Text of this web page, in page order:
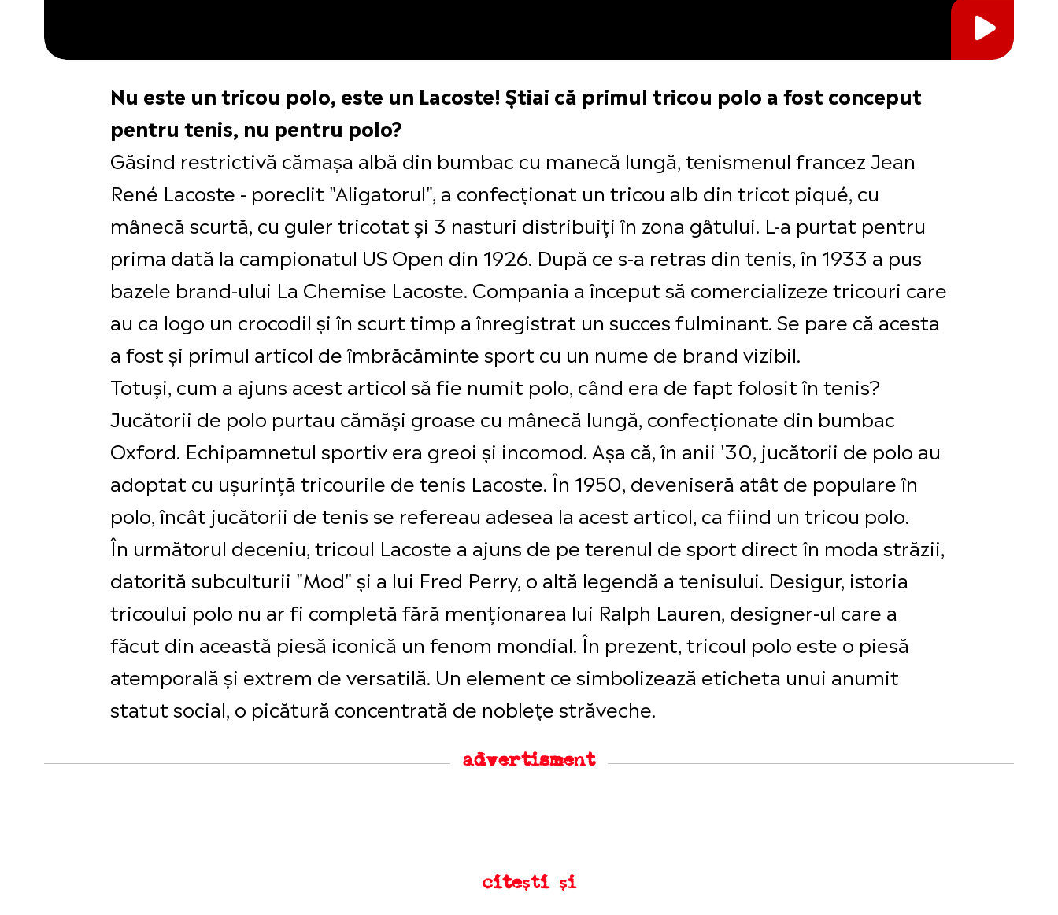
Nu este un tricou polo, este un Lacoste! Știai că primul tricou polo a fost conceput
pentru tenis, nu pentru polo?
Găsind restrictivă cămașa albă din bumbac cu manecă lungă, tenismenul francez Jean
René Lacoste - poreclit "Aligatorul", a confecționat un tricou alb din tricot piqué, cu
mânecă scurtă, cu guler tricotat și 3 nasturi distribuiți în zona gâtului. L-a purtat ​​pentru
prima dată la campionatul US Open din 1926. După ce s-a retras din tenis, în 1933 a pus
bazele brand-ului La Chemise Lacoste. Compania a început să comercializeze tricouri care
au ca logo un crocodil și în scurt timp a înregistrat un succes fulminant. Se pare că acesta
a fost și primul articol de îmbrăcăminte sport cu un nume de brand vizibil.
Totuși, cum a ajuns acest articol să fie numit polo, când era de fapt folosit în tenis?
Jucătorii de polo purtau cămăși groase cu mânecă lungă, confecționate din bumbac
Oxford. Echipamnetul sportiv era greoi și incomod. Așa că, în anii '30, jucătorii de polo au
adoptat cu ușurință tricourile de tenis Lacoste. În 1950, deveniseră atât de populare în
polo, încât jucătorii de tenis se refereau adesea la acest articol, ca fiind un tricou polo.
În următorul deceniu, tricoul Lacoste a ajuns de pe terenul de sport direct în moda străzii,
datorită subculturii "Mod" și a lui Fred Perry, o altă legendă a tenisului. Desigur, istoria
tricoului polo nu ar fi completă fără menționarea lui Ralph Lauren, designer-ul care a
făcut din această piesă iconică un fenom mondial. În prezent, tricoul polo este o piesă
atemporală și extrem de versatilă. Un element ce simbolizează eticheta unui anumit
statut social, o picătură concentrată de noblețe străveche.
advertisment
citești și